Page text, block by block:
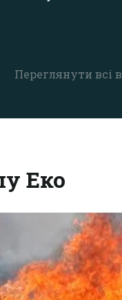
Переглянути всі
Еко